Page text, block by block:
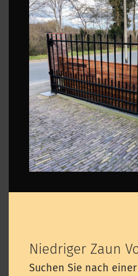
Niedriger Zaun
Suchen Sie nach